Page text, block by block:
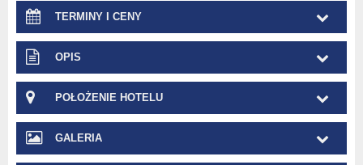
TERMINY I CENY
OPIS
POŁOŻENIE HOTELU
GALERIA